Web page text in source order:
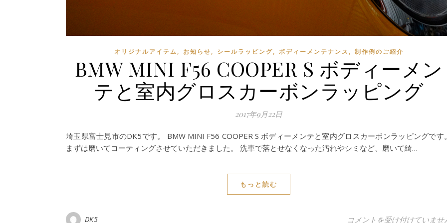
オリジナルアイテム, お知らせ, シールラッピング, ボディーメンテナンス , 制作例のご紹介
BMW MINI F56 COOPER S ボディーメン
テと室内グロスカーボンラッピング
2017年9月22日
埼玉県富士見市のDK5です。 BMW MINI F56 COOPER S ボディーメンテと室内グロスカーボンラッピングです。
まずは磨いてコーティングさせていただきました。 洗車で落とせなくなった汚れやシミなど、磨いて綺…
もっと読む
DK5 BMW MINI F56 COOPER S
コメントを受け付けていませ